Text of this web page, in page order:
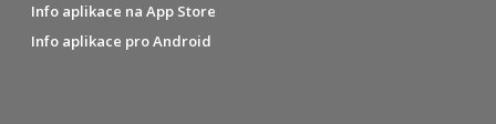
Info aplikace na App Store
Info aplikace pro Android